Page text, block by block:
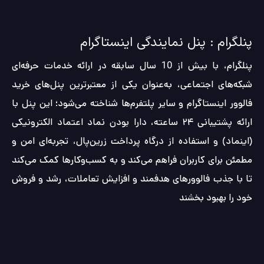
پنلگرام : پنل نمایندگی اینستاگرام
پنلگرام، با بیش از 10 سال سابقه در ارائه خدمات حرفه‌ای
شبکه‌های اجتماعی، به‌عنوان یکی از معتبرترین پنل‌های خرید
فالوور اینستاگرام و سایر پلتفرم‌ها شناخته می‌شود؛ این پنل با
ارائه پشتیبانی ۲۴ ساعته، دارا بودن نماد اعتماد الکترونیکی
(اینماد) و استفاده از درگاه پرداخت زرین‌پال، تجربه‌ای امن و
مطمئن برای کاربران فراهم می‌کند و به کسب‌وکارها کمک می‌کند
تا با جذب فالوورهای هدفمند و افزایش تعاملات، رشد و فروش
خود را بهبود بخشند